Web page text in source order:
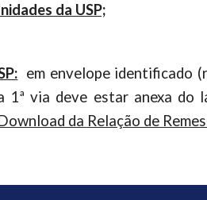
da USP;
em envelope identificado
1ª via deve estar anexa do
da Relação de